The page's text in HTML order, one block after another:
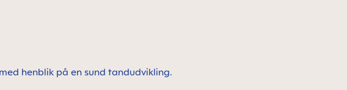
henblik på en sund tandudvikling.